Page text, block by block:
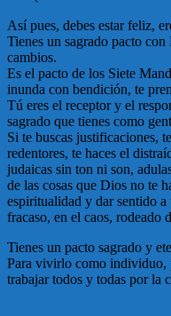
Así pues, debes estar feliz,
Tienes un sagrado pacto
cambios.
Es el pacto de los Siete
inunda con bendición, te
Tú eres el receptor y el
sagrado que tienes como
Si te buscas justificaciones,
redentores, te haces el
judaicas sin ton ni son,
de las cosas que Dios no te
espiritualidad y dar sentido a
fracaso, en el caos, rodeado
Tienes un pacto sagrado y
Para vivirlo como individuo,
trabajar todos y todas por la